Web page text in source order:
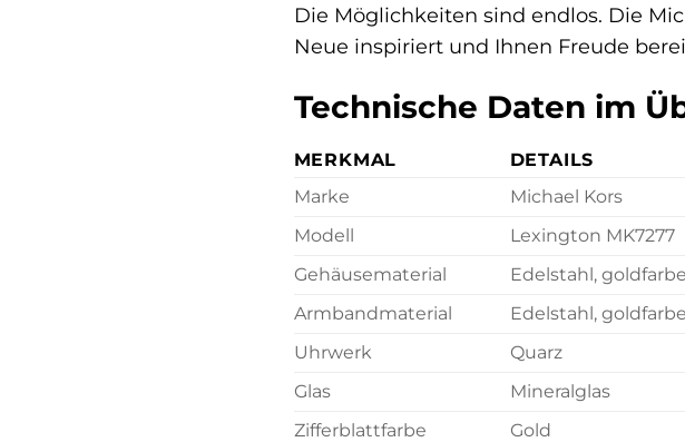
Die Möglichkeiten sind endlos. Die
Neue inspiriert und Ihnen Freude
Technische Daten im
MERKMAL
DETAILS
Marke
Michael Kors
Modell
Lexington MK7277
Gehäusematerial
Edelstahl,
Armbandmaterial
Edelstahl,
Uhrwerk
Quarz
Glas
Mineralglas
Zifferblattfarbe
Gold